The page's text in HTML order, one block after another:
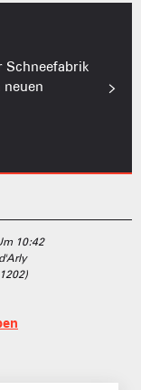
Schneefabrik
neuen
10:42
)